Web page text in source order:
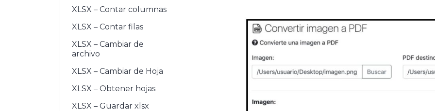
XLSX – Contar columnas
XLSX – Contar filas
XLSX – Cambiar de
archivo
XLSX – Cambiar de Hoja
XLSX – Obtener hojas
XLSX – Guardar xlsx